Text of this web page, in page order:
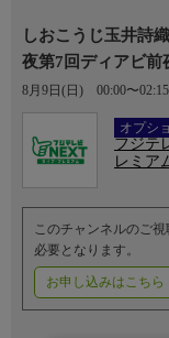
しおこうじ玉井詩
夜第7回ディアビ前
8月9日(日) 00:00〜02:15
オプシ
Ch.752
フジテ
レミア
このチャンネルのご
必要となります。
お申し込みはこちら